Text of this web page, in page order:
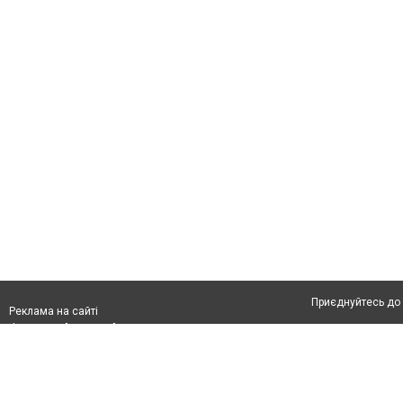
Реклама на сайті
Приєднуйтесь до